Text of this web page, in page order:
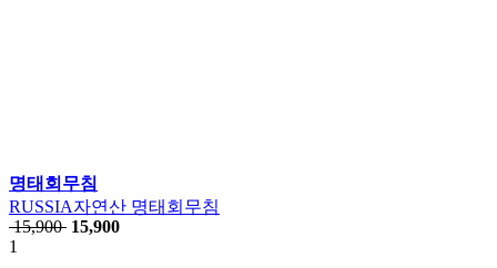
명태회무침
RUSSIA자연산 명태회무침
15,900 15,900
1